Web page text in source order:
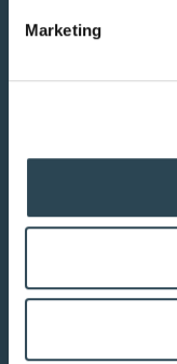
Marketing
Ons verhaal
Plattegronden